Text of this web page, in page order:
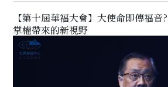
【第十屆華福大會】大使命即傳福
掌權帶來的新視野